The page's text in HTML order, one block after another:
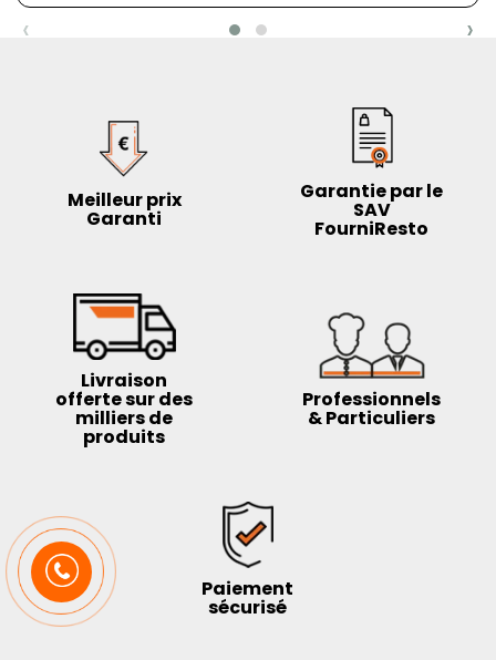
‹ ›
Meilleur prix
Garanti
Garantie par le
SAV
FourniResto
Livraison
offerte sur des
milliers de
produits
Professionnels
& Particuliers
Paiement
sécurisé